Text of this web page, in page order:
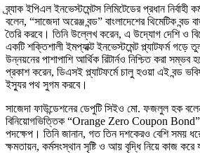
ব্র্যাক ইপিএল ইনভেস্টমেন্টস লিমিটেডের প্রধান নির্বাহী
বলেন, “সাজেদা অরেঞ্জ বন্ড” বাংলাদেশের থিমেটিক
তৈরি করবে। তিনি উল্লেখ করেন, এ উদ্যোগ দেশি ও
একটি শক্তিশালী ইমপ্যাক্ট ইনভেস্টমেন্ট প্ল্যাটফর্ম গড়ে
উন্নয়নের পাশাপাশি আর্থিক রিটার্নও নিশ্চিত করা
প্রকাশ করেন, ডিএসই প্ল্যাটফর্মে চালু হওয়া এই বন্ড
ইস্যুর পথ সুগম করবে।
সাজেদা ফাউন্ডেশনের ডেপুটি সিইও মো. ফজলুল হক
বিনিয়োগভিত্তিক “Orange Zero Coupon Bond”
পদক্ষেপ। তিনি জানান, গত তিন দশকেরও বেশি সময় ধরে
ক্ষমতায়ন, কর্মসংস্থান সৃষ্টি ও আয় বৃদ্ধি নিয়ে কাজ করে